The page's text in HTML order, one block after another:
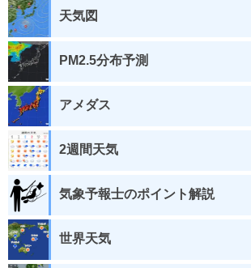
天気図
PM2.5分布予測
アメダス
2週間天気
気象予報士のポイント解説
世界天気